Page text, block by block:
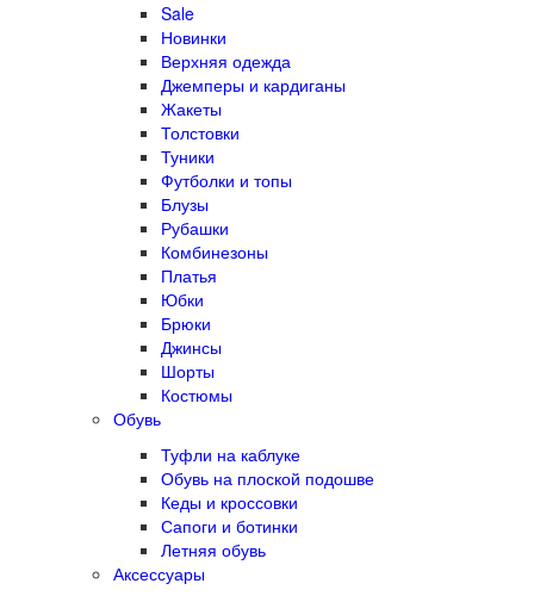
Sale
Новинки
Верхняя одежда
Джемперы и кардиганы
Жакеты
Толстовки
Туники
Футболки и топы
Блузы
Рубашки
Комбинезоны
Платья
Юбки
Брюки
Джинсы
Шорты
Костюмы
Обувь
Туфли на каблуке
Обувь на плоской подошве
Кеды и кроссовки
Сапоги и ботинки
Летняя обувь
Аксессуары